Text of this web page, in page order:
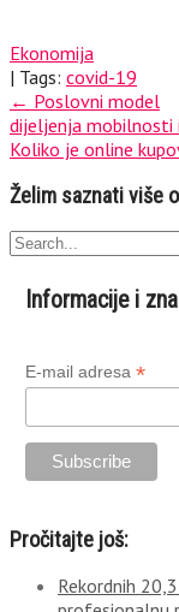
Ekonomija
| Tags: covid-19
Post
navigation
← Poslovni model
dijeljenja mobilnosti
Koliko je online
Želim saznati više
Informacije i
E-mail adresa *
Pročitajte još:
Rekordnih